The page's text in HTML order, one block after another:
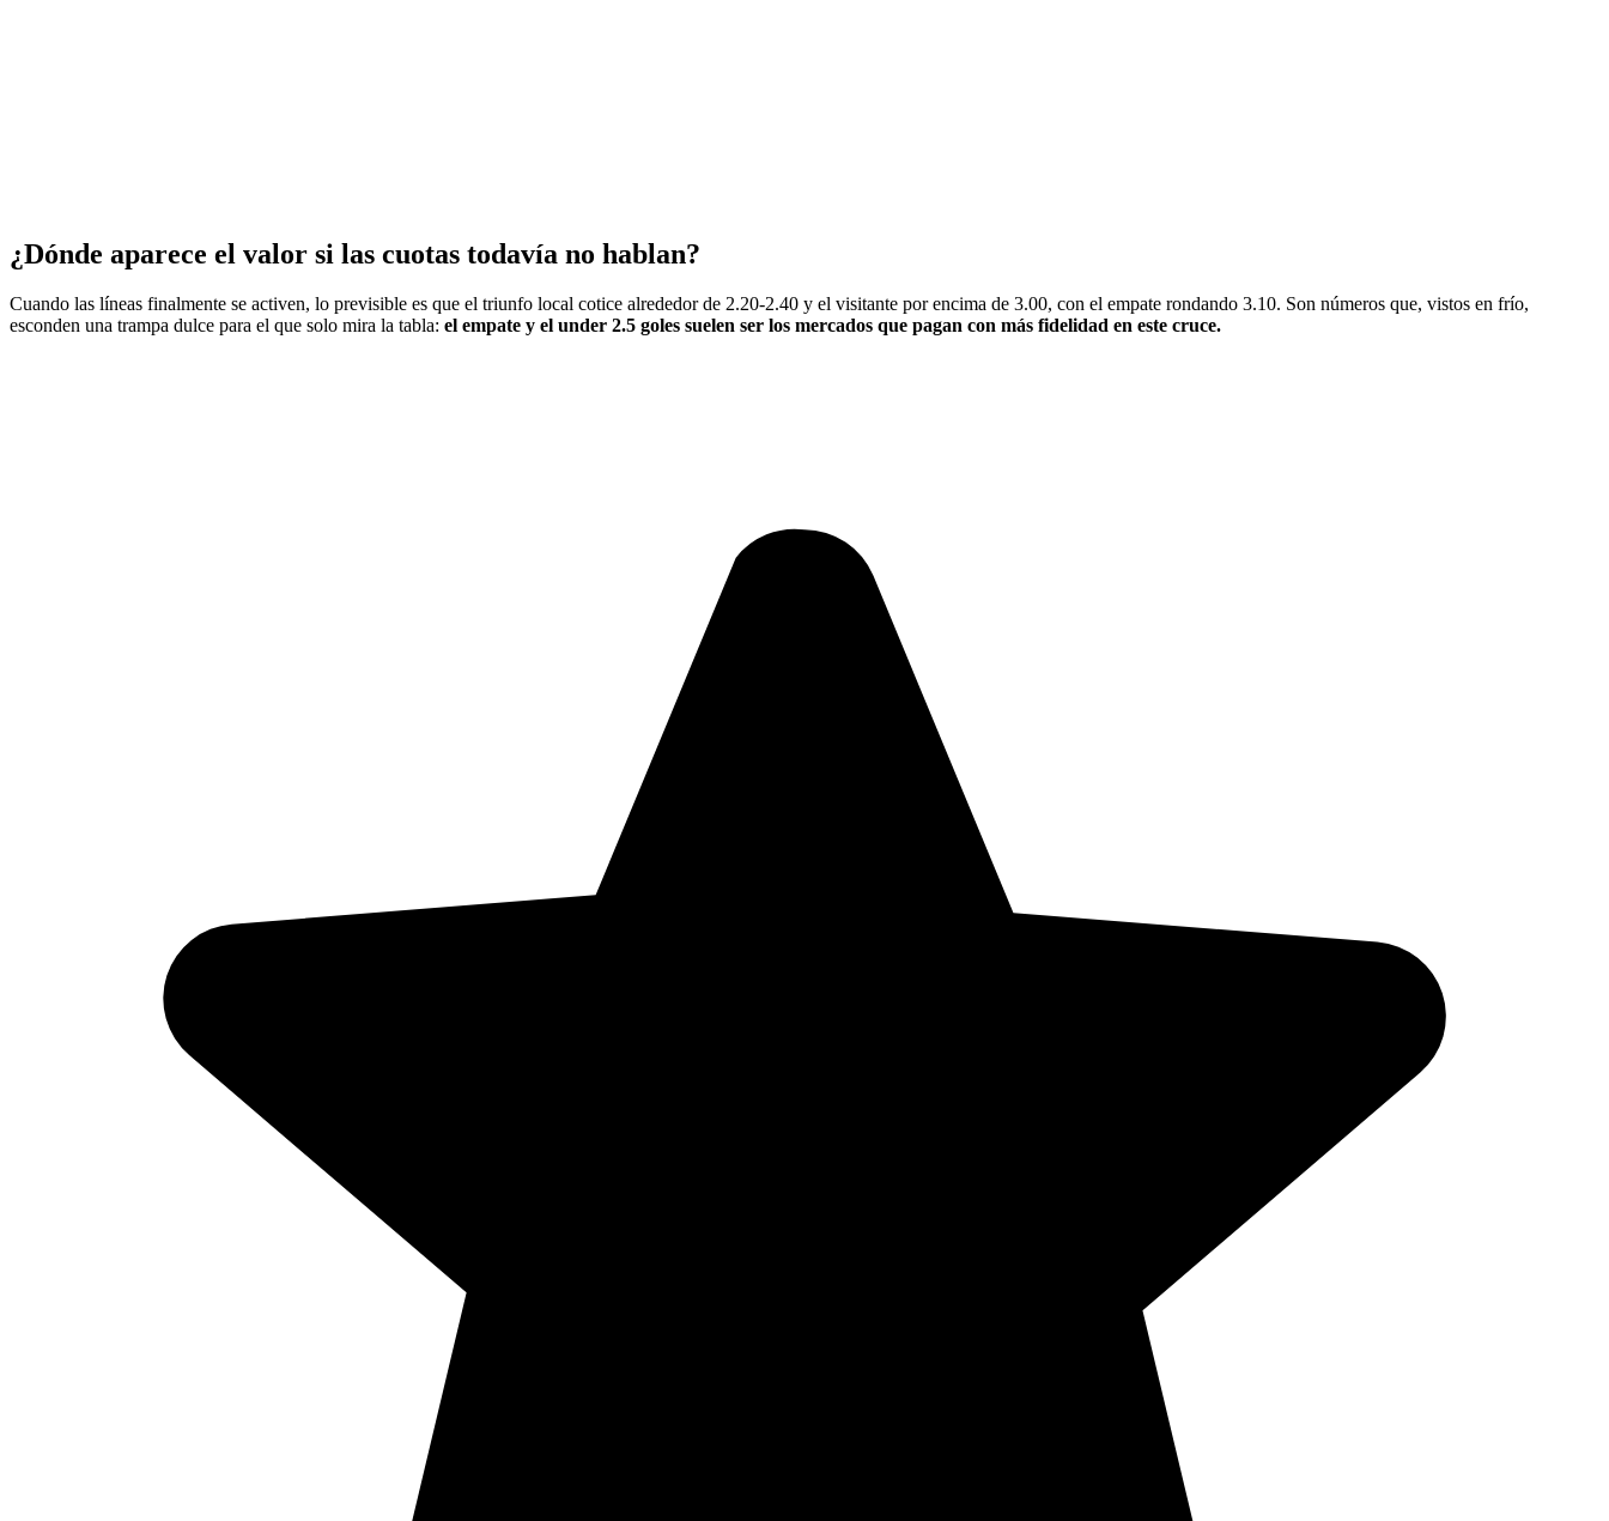
¿Dónde aparece el valor si las cuotas todavía no hablan?
Cuando las líneas finalmente se activen, lo previsible es que el triunfo local cotice alrededor de 2.20-2.40 y el visitante por encima de 3.00, con el empate rondando 3.10. Son números que, vistos en frío,
esconden una trampa dulce para el que solo mira la tabla: el empate y el under 2.5 goles suelen ser los mercados que pagan con más fidelidad en este cruce.